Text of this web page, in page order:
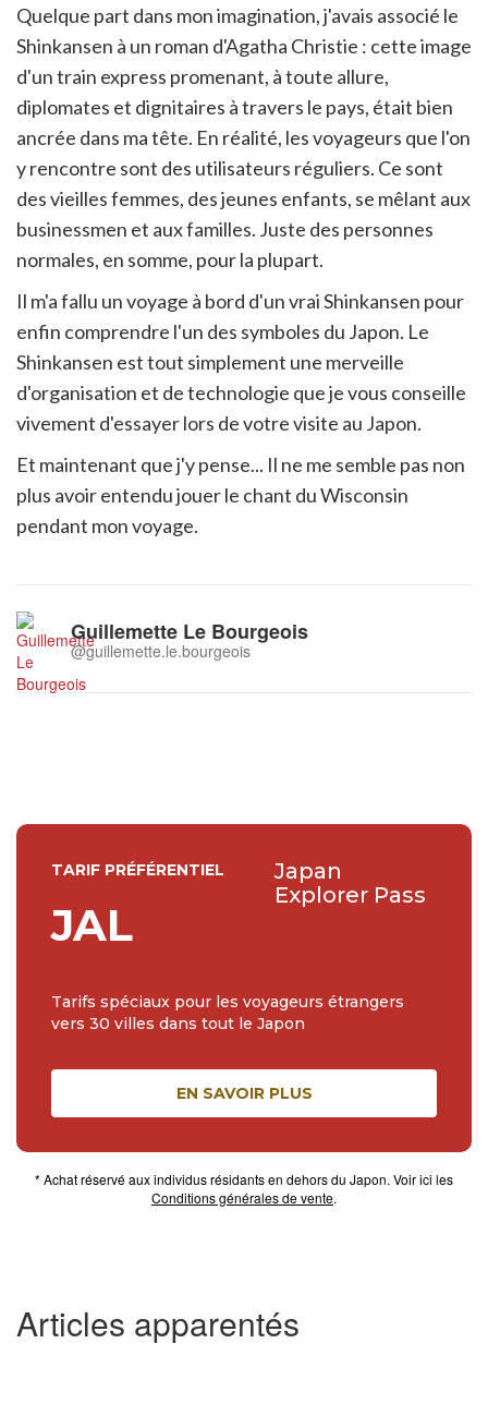
Quelque part dans mon imagination, j'avais associé le
Shinkansen à un roman d'Agatha Christie : cette image
d'un train express promenant, à toute allure,
diplomates et dignitaires à travers le pays, était bien
ancrée dans ma tête. En réalité, les voyageurs que l'on
y rencontre sont des utilisateurs réguliers. Ce sont
des vieilles femmes, des jeunes enfants, se mêlant aux
businessmen et aux familles. Juste des personnes
normales, en somme, pour la plupart.
Il m'a fallu un voyage à bord d'un vrai Shinkansen pour
enfin comprendre l'un des symboles du Japon. Le
Shinkansen est tout simplement une merveille
d'organisation et de technologie que je vous conseille
vivement d'essayer lors de votre visite au Japon.
Et maintenant que j'y pense... Il ne me semble pas non
plus avoir entendu jouer le chant du Wisconsin
pendant mon voyage.
Guillemette Le Bourgeois
@guillemette.le.bourgeois
Articles apparentés
TARIF PRÉFÉRENTIEL
JAL
Japan
Explorer Pass
Tarifs spéciaux pour les voyageurs étrangers
vers 30 villes dans tout le Japon
EN SAVOIR PLUS
* Achat réservé aux individus résidants en dehors du Japon. Voir ici les
Conditions générales de vente.